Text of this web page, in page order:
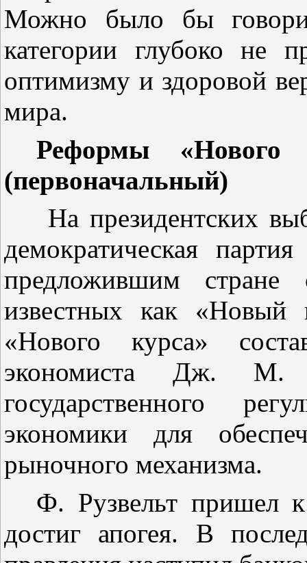
Можно было бы
категории глубоко не
оптимизму и здоровой
мира.
Реформы
(первоначальный)
На президентских
демократическая
предложившим стране
известных как «Новый
«Нового курса»
экономиста Дж. М.
государственного
экономики для
рыночного механизма.
Ф. Рузвельт пришел
достиг апогея. В